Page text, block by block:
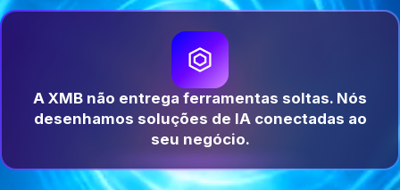
A XMB não entrega ferramentas soltas. Nós
desenhamos soluções de IA conectadas ao
seu negócio.